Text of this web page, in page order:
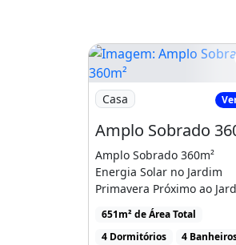
Imagem: Amplo Sobrado
Casa
Amplo Sobrado 360m²
Energia Solar no Jardim
Primavera Próximo ao
CuiabáExcelente
oportunidade [...]
651m² de Área Total
4 Dormitórios
4